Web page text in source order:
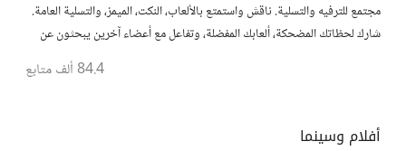
مجتمع للترفيه والتسلية. ناقش واستمتع بالألعاب، النكت، الميمز، والتسلية العامة.
شارك لحظاتك المضحكة، ألعابك المفضلة، وتفاعل مع أعضاء آخرين يبحثون عن
84.4 ألف متابع
أفلام وسينما